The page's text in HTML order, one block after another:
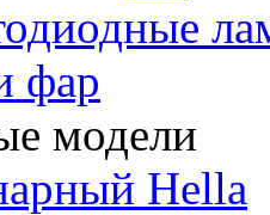
фар
модели
Hella